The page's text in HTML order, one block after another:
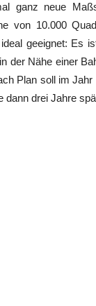
ganz neue
von 10.000
geeignet: Es
der Nähe einer
Plan soll im
dann drei Jahre